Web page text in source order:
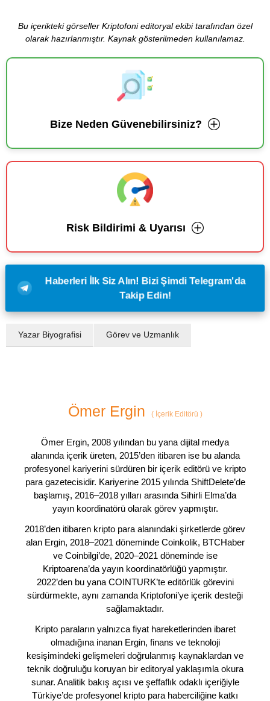
Bu içerikteki görseller Kriptofoni editoryal ekibi tarafından özel
olarak hazırlanmıştır. Kaynak gösterilmeden kullanılamaz.
Bize Neden Güvenebilirsiniz?
Risk Bildirimi & Uyarısı
Haberleri İlk Siz Alın! Bizi Şimdi Telegram'da
Takip Edin!
Yazar Biyografisi Görev ve Uzmanlık
Ömer Ergin (İçerik Editörü )
Ömer Ergin, 2008 yılından bu yana dijital medya
alanında içerik üreten, 2015’den itibaren ise bu alanda
profesyonel kariyerini sürdüren bir içerik editörü ve kripto
para gazetecisidir. Kariyerine 2015 yılında ShiftDelete’de
başlamış, 2016–2018 yılları arasında Sihirli Elma’da
yayın koordinatörü olarak görev yapmıştır.
2018’den itibaren kripto para alanındaki şirketlerde görev
alan Ergin, 2018–2021 döneminde Coinkolik, BTCHaber
ve Coinbilgi’de, 2020–2021 döneminde ise
Kriptoarena’da yayın koordinatörlüğü yapmıştır.
2022’den bu yana COINTURK’te editörlük görevini
sürdürmekte, aynı zamanda Kriptofoni’ye içerik desteği
sağlamaktadır.
Kripto paraların yalnızca fiyat hareketlerinden ibaret
olmadığına inanan Ergin, finans ve teknoloji
kesişimindeki gelişmeleri doğrulanmış kaynaklardan ve
teknik doğruluğu koruyan bir editoryal yaklaşımla okura
sunar. Analitik bakış açısı ve şeffaflık odaklı içeriğiyle
Türkiye’de profesyonel kripto para haberciliğine katkı